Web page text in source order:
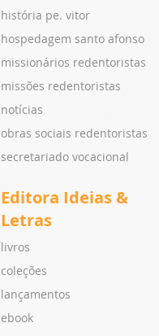
história pe. vitor
hospedagem santo afonso
missionários redentoristas
missões redentoristas
notícias
obras sociais redentoristas
secretariado vocacional
Editora Ideias &
Letras
livros
coleções
lançamentos
ebook